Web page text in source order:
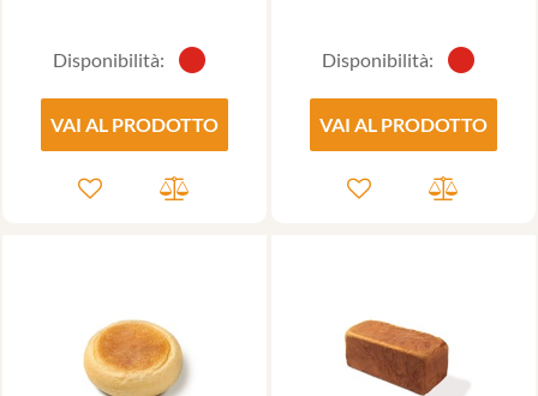
Disponibilità:
VAI AL PRODOTTO
Disponibilità:
VAI AL PRODOTTO